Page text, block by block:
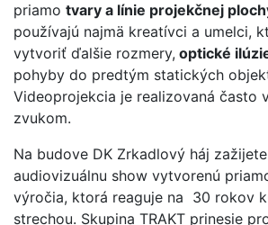
priamo tvary a línie projekčnej
používajú najmä kreatívci a umelci,
vytvoriť ďalšie rozmery, optické
pohyby do predtým statických
Videoprojekcia je realizovaná často
zvukom.
Na budove DK Zrkadlový háj
audiovizuálnu show vytvorenú
výročia, ktorá reaguje na 30 rokov
strechou. Skupina TRAKT prinesie